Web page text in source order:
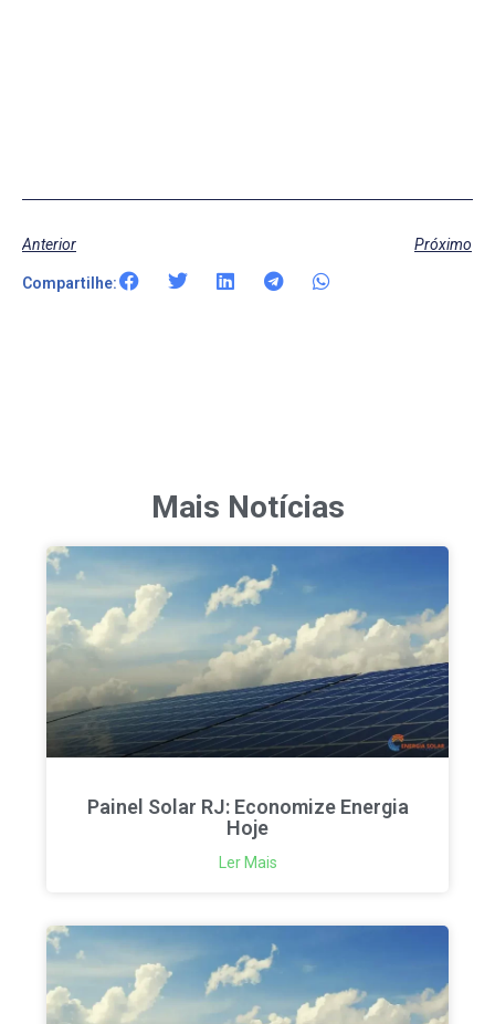
Anterior Próximo
Compartilhe:
Mais Notícias
Painel Solar RJ: Economize Energia
Hoje
Ler Mais